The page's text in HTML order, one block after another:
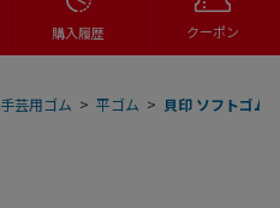
購入履歴 クーポン
手芸用ゴム > 平ゴム > 貝印 ソフトゴム